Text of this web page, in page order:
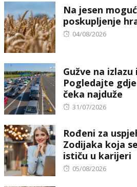
Na jesen
poskupljenje
Posted
04/08/2026
Gužve na izlazu
Pogledajte
čeka najduže
Posted
31/07/2026
Rođeni za
Zodijaka koja
ističu u karijeri
Posted
05/08/2026